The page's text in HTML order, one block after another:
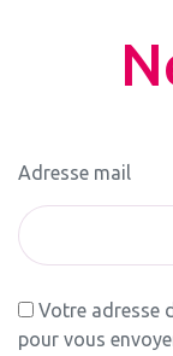
Adresse mail
Votre adresse
pour vous